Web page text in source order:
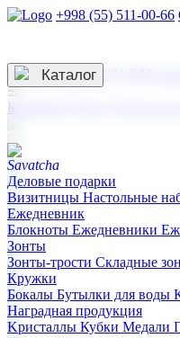
+998 (55) 511-00-66
3D гравировка
☰
Контакты
Каталог
Деловые подарки
Визитницы Настольные
Ежедневник
Блокноты Ежедневники
Зонты
Зонты-трости Складные
Кружки
Бокалы Бутылки для воды
Наградная продукция
Kристаллы Кубки Медали